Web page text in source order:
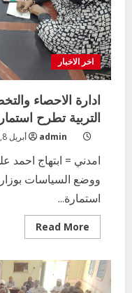
اخر الاخبار
ادارة الاحصاء
التربية تطرح
admin أبريل 8, 2026
امدني = ابتهاج احمد
ووضع السياسات
استمارة...
Read More
more
الاحصاء
والتخطيط
ووضع